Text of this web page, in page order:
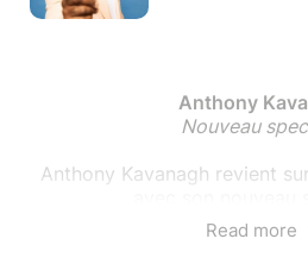
Anthony
Nouveau
Anthony Kavanagh revient
Read more